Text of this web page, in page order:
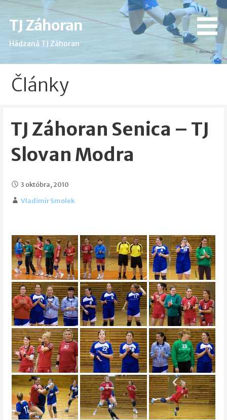
Skip
content
TJ Záhoran
Hádzaná TJ Záhoran
Články
TJ Záhoran Senica – TJ
Slovan Modra
3 októbra, 2010
Vladimír Smolek